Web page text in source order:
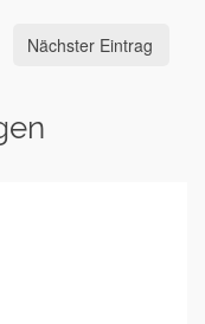
Nächster Eintrag